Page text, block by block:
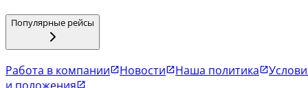
Популярные рейсы
Работа в компании Новости Наша политика